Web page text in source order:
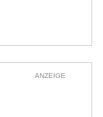
ANZEIGE